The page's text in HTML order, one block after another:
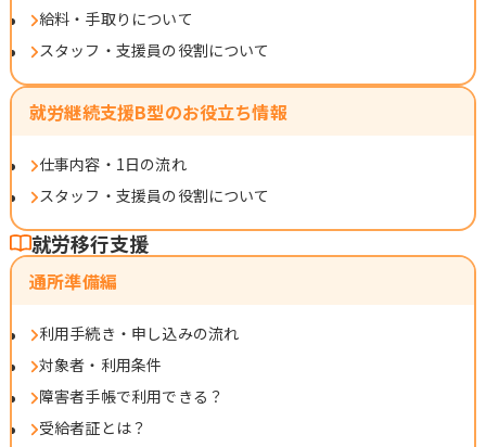
給料・手取りについて
スタッフ・支援員の役割について
就労継続支援B型のお役立ち情報
仕事内容・1日の流れ
スタッフ・支援員の役割について
就労移行支援
通所準備編
利用手続き・申し込みの流れ
対象者・利用条件
障害者手帳で利用できる？
受給者証とは？